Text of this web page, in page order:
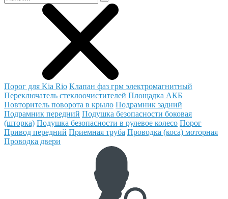
Порог для Kia Rio Клапан фаз грм электромагнитный
Переключатель стеклоочистителей Площадка АКБ
Повторитель поворота в крыло Подрамник задний
Подрамник передний Подушка безопасности боковая
(шторка) Подушка безопасности в рулевое колесо Порог
Привод передний Приемная труба Проводка (коса) моторная
Проводка двери